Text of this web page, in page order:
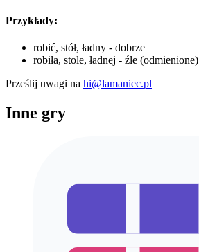
Przykłady:
robić, stół, ładny - dobrze
robiła, stole, ładnej - źle (odmienione)
Prześlij uwagi na hi@lamaniec.pl
Inne gry